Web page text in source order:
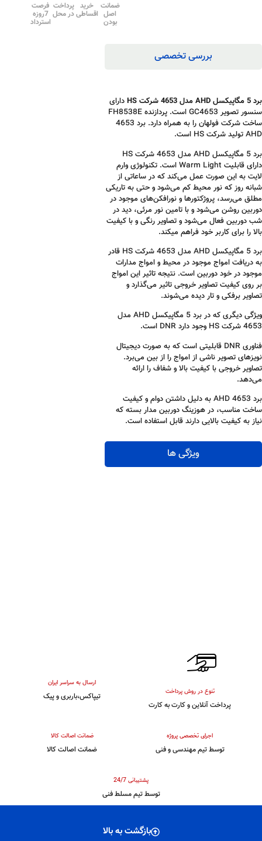
ضمانت
اصل
بودن
خرید
اقساطی
پرداخت
در محل
فرصت
7روزه
استرداد
بررسی تخصصی
ویژگی ها
برد 5 مگاپیکسل AHD مدل 4653 شرکت HS
دارای
سنسور تصویر GC4653 است. پردازنده FH8538E
ساخت شرکت فولهان را به همراه دارد. برد 4653
AHD تولید شرکت HS است.
برد 5 مگاپیکسل AHD مدل 4653 شرکت HS
دارای قابلیت Warm Light است. تکنولوژی وارم
لایت به این صورت عمل می‌کند که در ساعاتی از
شبانه روز که نور محیط کم می‌شود و حتی به تاریکی
مطلق می‌رسد، پروژکتورها و نورافکن‌های موجود در
دوربین روشن می‌شود و با تامین نور مرئی، دید در
شب دوربین فعال می‌شود و تصاویر رنگی و با کیفیت
بالا را برای کاربر خود فراهم میکند.
برد 5 مگاپیکسل AHD مدل 4653 شرکت HS قادر
به دریافت امواج موجود در محیط و امواج مدارات
موجود در خود دوربین است. نتیجه تاثیر این امواج
بر روی کیفیت تصاویر خروجی تاثیر می‌گذارد و
تصاویر برفکی و تار دیده می‌شوند.
ویژگی دیگری که در برد 5 مگاپیکسل AHD مدل
4653 شرکت HS وجود دارد DNR است.
فناوری DNR قابلیتی است که به صورت دیجیتال
نویزهای تصویر ناشی از امواج را از بین می‌برد.
تصاویر خروجی با کیفیت بالا و شفاف را ارائه
می‌دهد.
برد 4653 AHD به دلیل داشتن دوام و کیفیت
ساخت مناسب، در هوزینگ دوربین مدار بسته که
نیاز به کیفیت بالایی دارند قابل استفاده است.
تنوع در روش پرداخت
پرداخت آنلاین و کارت به کارت
ارسال به سراسر ایران
تیپاکس،باربری و پیک
اجرای تخصصی پروژه
توسط تیم مهندسی و فنی
ضمانت اصالت کالا
ضمانت اصالت کالا
پشتیبانی 24/7
توسط تیم مسلط فنی
بازگشت به بالا